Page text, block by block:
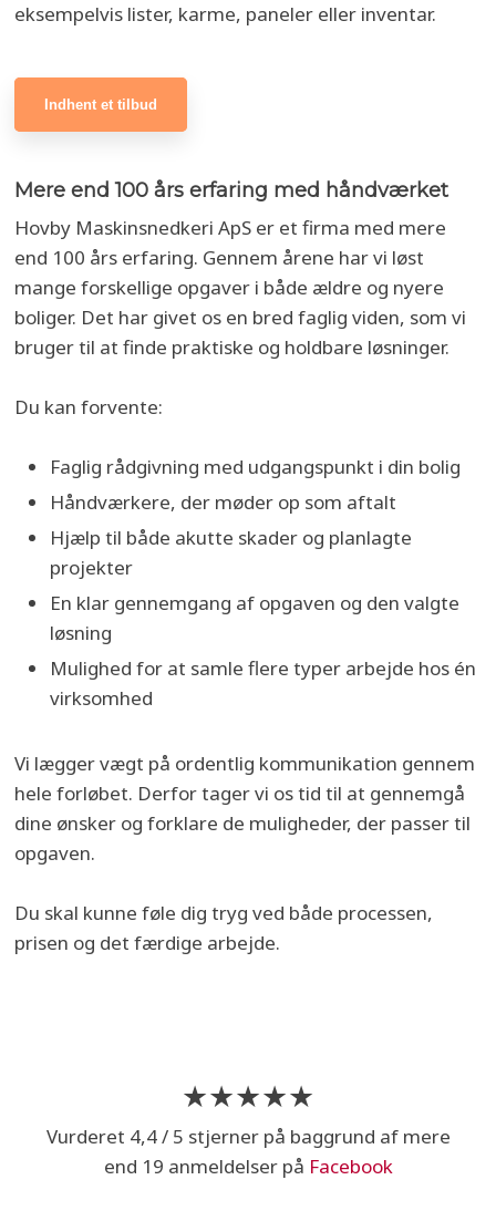
eksempelvis lister, karme, paneler eller inventar.
Indhent et tilbud​
Mere end 100 års erfaring med håndværket
Hovby Maskinsnedkeri ApS er et firma med mere
end 100 års erfaring. Gennem årene har vi løst
mange forskellige opgaver i både ældre og nyere
boliger. Det har givet os en bred faglig viden, som vi
bruger til at finde praktiske og holdbare løsninger.
Du kan forvente:
Faglig rådgivning med udgangspunkt i din bolig
​Håndværkere, der møder op som aftalt
​Hjælp til både akutte skader og planlagte
projekter
En klar gennemgang af opgaven og den valgte
løsning
​Mulighed for at samle flere typer arbejde hos én
virksomhed
Vi lægger vægt på ordentlig kommunikation gennem
hele forløbet. Derfor tager vi os tid til at gennemgå
dine ønsker og forklare de muligheder, der passer til
opgaven.
Du skal kunne føle dig tryg ved både processen,
prisen og det færdige arbejde.
★★★★★
​Vurderet 4,4 / 5 stjerner på baggrund af mere
end 19 anmeldelser på Facebook